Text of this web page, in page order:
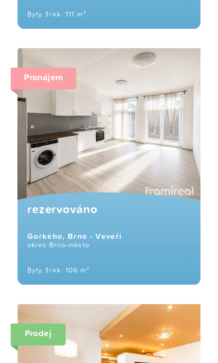
Byty 3+kk 111 m²
rezervováno
Gorkého, Brno - Veveří
okres Brno-město
Byty 3+kk 106 m²
Pronájem
Prodej